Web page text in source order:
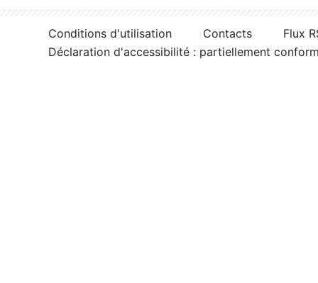
Conditions d'utilisation Contacts
Flux
Déclaration d'accessibilité : partiellement